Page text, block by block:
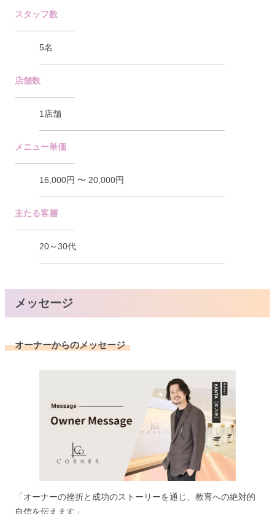
スタッフ数
5名
店舗数
1店舗
メニュー単価
16,000円 〜 20,000円
主たる客層
20～30代
メッセージ
オーナーからのメッセージ
「オーナーの挫折と成功のストーリーを通じ、教育への絶対的
自信を伝えます」